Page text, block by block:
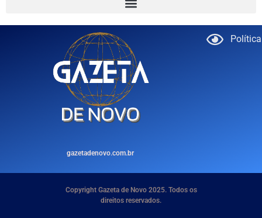
gazetadenovo.com.br
Copyright Gazeta de Novo 2025. Todos os
direitos reservados.